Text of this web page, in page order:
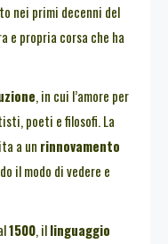
nei primi decenni del
e propria corsa che ha
, in cui l’amore per
poeti e filosofi. La
a un rinnovamento
il modo di vedere e
1500, illinguaggio